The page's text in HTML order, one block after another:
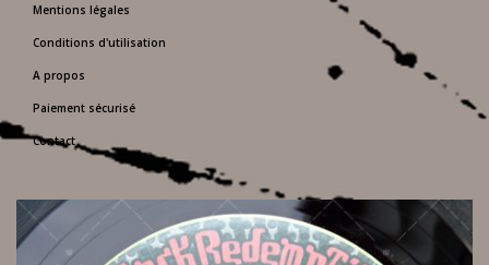
Mentions légales
Conditions d'utilisation
A propos
Paiement sécurisé
Contact